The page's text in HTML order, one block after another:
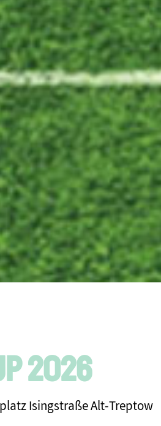
2026
Isingstraße Alt-Treptow